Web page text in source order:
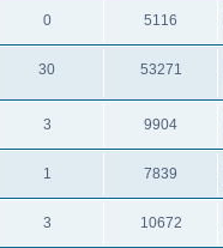
0 5116
30 53271
3 9904
1 7839
3 10672